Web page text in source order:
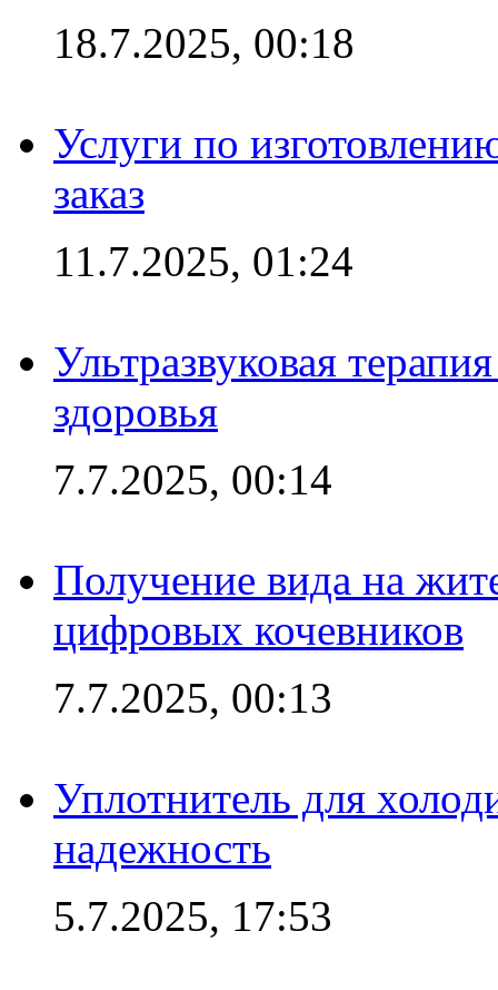
18.7.2025, 00:18
Услуги по
заказ
11.7.2025, 01:24
Ультразвуковая
здоровья
7.7.2025, 00:14
Получение вида на
цифровых кочевников
7.7.2025, 00:13
Уплотнитель для
надежность
5.7.2025, 17:53